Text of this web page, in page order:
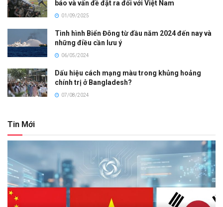
báo và vấn đề đặt ra đối với Việt Nam
01/09/2025
Tình hình Biển Đông từ đầu năm 2024 đến nay và
những điều cần lưu ý
06/05/2024
Dấu hiệu cách mạng màu trong khủng hoảng
chính trị ở Bangladesh?
07/08/2024
Tin Mới